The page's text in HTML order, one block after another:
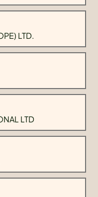
LTD.
LTD